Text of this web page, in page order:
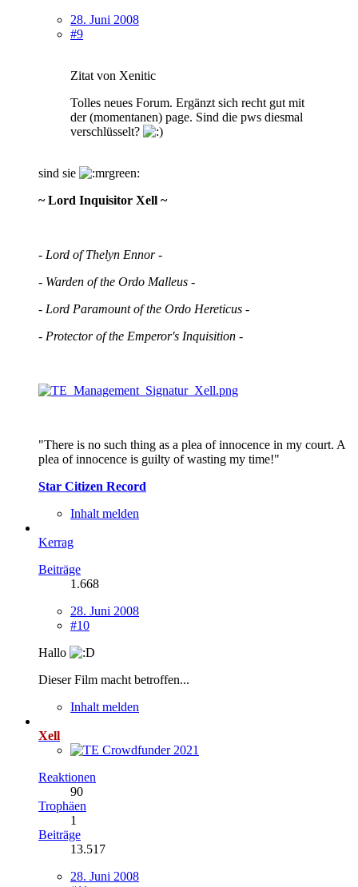
28. Juni 2008
#9
Zitat von Xenitic
Tolles neues Forum. Ergänzt sich recht gut mit
der (momentanen) page. Sind die pws diesmal
verschlüsselt?
sind sie
~ Lord Inquisitor Xell ~
- Lord of Thelyn Ennor -
- Warden of the Ordo Malleus -
- Lord Paramount of the Ordo Hereticus -
- Protector of the Emperor's Inquisition -
"There is no such thing as a plea of innocence in my court. A
plea of innocence is guilty of wasting my time!"
Star Citizen Record
Inhalt melden
Kerrag
Beiträge
1.668
28. Juni 2008
#10
Hallo
Dieser Film macht betroffen...
Inhalt melden
Xell
Reaktionen
90
Trophäen
1
Beiträge
13.517
28. Juni 2008